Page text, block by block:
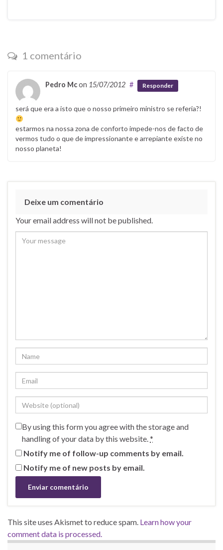
1 comentário
Pedro Mcon 15/07/2012 # Responder
será que era a isto que o nosso primeiro ministro se referia?!
estarmos na nossa zona de conforto impede-nos de facto de
vermos tudo o que de impressionante e arrepiante existe no
nosso planeta!
Deixe um comentário
Your email address will not be published.
By using this form you agree with the storage and
handling of your data by this website.*
Notify me of follow-up comments by email.
Notify me of new posts by email.
This site uses Akismet to reduce spam. Learn how your
comment data is processed.